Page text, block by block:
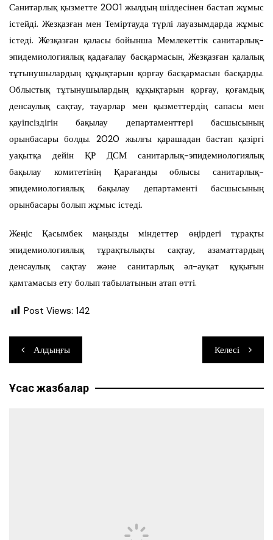
Санитарлық қызметте 2001 жылдың шілдесінен бастап жұмыс
істейді. Жезқазған мен Теміртауда түрлі лауазымдарда жұмыс
істеді. Жезқазған қаласы бойынша Мемлекеттік санитарлық-
эпидемиологиялық қадағалау басқармасын, Жезқазған қалалық
тұтынушылардың құқықтарын қорғау басқармасын басқарды.
Облыстық тұтынушылардың құқықтарын қорғау, қоғамдық
денсаулық сақтау, тауарлар мен қызметтердің сапасы мен
қауіпсіздігін бақылау департаменттері басшысының
орынбасары болды. 2020 жылғы қарашадан бастап қазіргі
уақытқа дейін ҚР ДСМ санитарлық-эпидемиологиялық
бақылау комитетінің Қарағанды облысы санитарлық-
эпидемиологиялық бақылау департаменті басшысының
орынбасары болып жұмыс істеді.
Жеңіс Қасымбек маңызды міндеттер өңірдегі тұрақты
эпидемиологиялық тұрақтылықты сақтау, азаматтардың
денсаулық сақтау және санитарлық әл-ауқат құқығын
қамтамасыз ету болып табылатынын атап өтті.
Post Views: 142
Навигация
по
записям
Алдыңғы Келесі
Ұқсас жазбалар